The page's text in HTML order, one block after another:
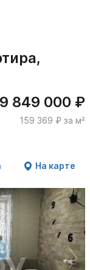
9 849 000 ₽
159 369 ₽ за м²
На карте